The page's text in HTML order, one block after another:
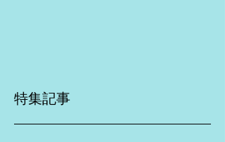
特集記事